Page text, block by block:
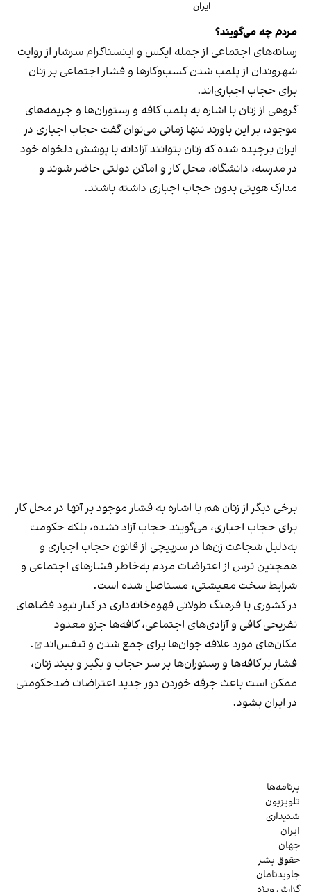
ایران
مردم چه می‌گویند؟
رسانه‎‌های اجتماعی از جمله ایکس و اینستاگرام سرشار از روایت
شهروندان از پلمب شدن کسب‌وکارها و فشار اجتماعی بر زنان
برای حجاب اجباری‌اند.
گروهی از زنان با اشاره به پلمب کافه و رستوران‌ها و جریمه‌های
موجود، بر این باورند تنها زمانی می‌توان گفت حجاب اجباری در
ایران برچیده شده که زنان بتوانند آزادانه با پوشش دلخواه خود
در مدرسه، دانشگاه، محل کار و اماکن دولتی حاضر شوند و
مدارک هویتی بدون حجاب اجباری داشته باشند.
برخی دیگر از زنان هم با اشاره به فشار موجود بر آنها در محل کار
برای حجاب اجباری، می‌گویند حجاب آزاد نشده، بلکه حکومت
به‌دلیل شجاعت زن‌ها در سرپیچی از قانون حجاب اجباری و
همچنین ترس از اعتراضات مردم به‌خاطر فشارهای اجتماعی و
شرایط سخت معیشتی، مستاصل شده است.
در کشوری با فرهنگ طولانی قهوه‌‌خانه‌داری در کنار نبود فضاهای
تفریحی کافی و آزادی‌های اجتماعی، کافه‌ها جزو معدود
مکان‌های مورد علاقه جوان‌ها برای جمع شدن و تنفس‌اند
.
فشار بر کافه‌ها و رستوران‌ها بر سر حجاب و بگیر و ببند زنان،
ممکن است باعث جرقه خوردن دور جدید اعتراضات ضدحکومتی
در ایران بشود.
برنامه‌ها
تلویزیون
شنیداری
ایران
جهان
حقوق بشر
جاویدنامان